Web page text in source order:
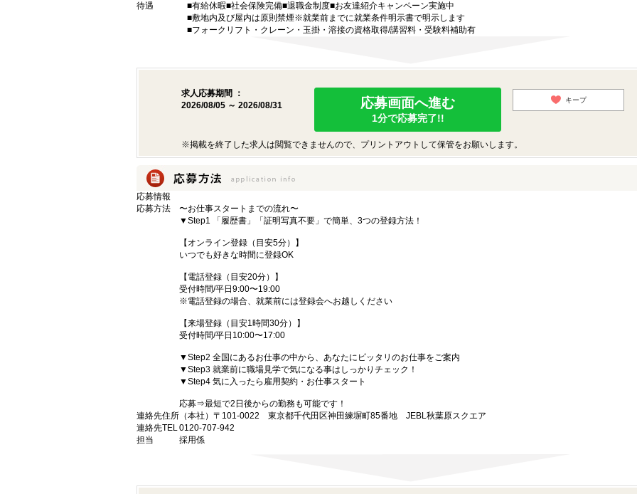
待遇
■有給休暇■社会保険完備■退職金制度■お友達紹介キャンペーン実施中
■敷地内及び屋内は原則禁煙※就業前までに就業条件明示書で明示します
■フォークリフト・クレーン・玉掛・溶接の資格取得/講習料・受験料補助有
求人応募期間 ：
2026/08/05 ～ 2026/08/31
応募画面へ進む
1分で応募完了!!
キープ
※掲載を終了した求人は閲覧できませんので、プリントアウトして保管をお願いします。
応募情報
応募方法
〜お仕事スタートまでの流れ〜
▼Step1 「履歴書」「証明写真不要」で簡単、3つの登録方法！
【オンライン登録（目安5分）】
いつでも好きな時間に登録OK
【電話登録（目安20分）】
受付時間/平日9:00〜19:00
※電話登録の場合、就業前には登録会へお越しください
【来場登録（目安1時間30分）】
受付時間/平日10:00〜17:00
▼Step2 全国にあるお仕事の中から、あなたにピッタリのお仕事をご案内
▼Step3 就業前に職場見学で気になる事はしっかりチェック！
▼Step4 気に入ったら雇用契約・お仕事スタート
応募⇒最短で2日後からの勤務も可能です！
連絡先住所 （本社）〒101-0022 東京都千代田区神田練塀町85番地 JEBL秋葉原スクエア
連絡先TEL0120-707-942
担当
採用係